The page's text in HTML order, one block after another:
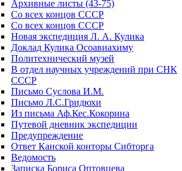
Архивные листы (43-75)
Со всех концов СССР
Со всех концов СССР
Новая экспедиция Л. А. Кулика
Доклад Кулика Осоавиахиму
Политехнический музей
В отдел научных учреждений при СНК
СССР
Письмо Суслова И.М.
Письмо Л.С.Гридюхи
Из письма Аф.Кес.Кокорина
Путевой дневник экспедиции
Предупреждение
Ответ Канской конторы Сибторга
Ведомость
Записка Бориса Оптовцева